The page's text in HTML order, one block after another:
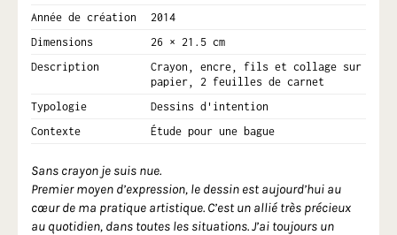
Année de création
2014
Dimensions
26 × 21.5 cm
Description
Crayon, encre, fils et collage sur
papier, 2 feuilles de carnet
Typologie
Dessins d'intention
Contexte
Étude pour une bague
Sans crayon je suis nue.
Premier moyen d’expression, le dessin est aujourd’hui au
cœur de ma pratique artistique. C’est un allié très précieux
au quotidien, dans toutes les situations. J’ai toujours un